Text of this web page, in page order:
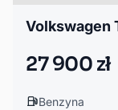
Volkswagen
27 900 zł
Benzyna